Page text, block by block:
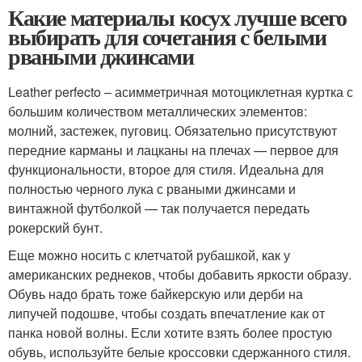
Какие материалы косух лучше всего
выбирать для сочетания с белыми
рваными джинсами
Leather perfecto – асимметричная мотоциклетная куртка с
большим количеством металлических элементов:
молний, застежек, пуговиц. Обязательно присутствуют
передние карманы и лацканы на плечах — первое для
функциональности, второе для стиля. Идеальна для
полностью черного лука с рваными джинсами и
винтажной футболкой — так получается передать
рокерский бунт.
Еще можно носить с клетчатой рубашкой, как у
американских реднеков, чтобы добавить яркости образу.
Обувь надо брать тоже байкерскую или дерби на
липучей подошве, чтобы создать впечатление как от
панка новой волны. Если хотите взять более простую
обувь, используйте белые кроссовки сдержанного стиля.